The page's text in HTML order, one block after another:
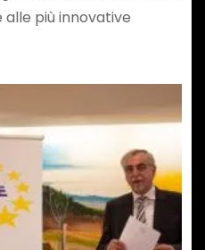
più innovative